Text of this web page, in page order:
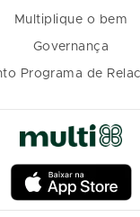
Multiplique o bem
Governança
Programa de